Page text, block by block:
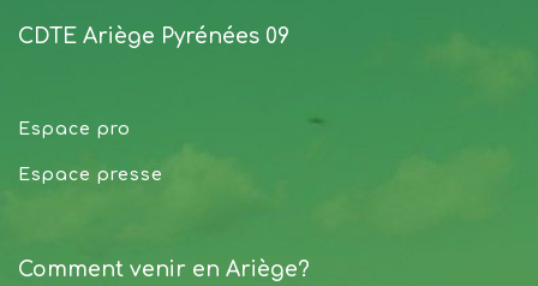
CDTE Ariège Pyrénées 09
Espace pro
Espace presse
Comment venir en Ariège?